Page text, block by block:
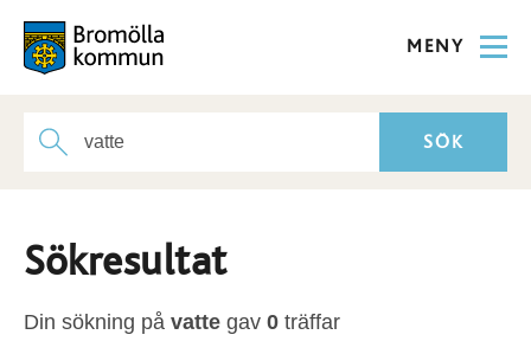
MENY
Sökresultat
Din sökning på vatte gav 0 träffar